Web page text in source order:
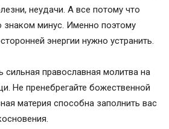
неудачи. А все потому что
знаком минус. Именно поэтому
энергии нужно устранить.
православная молитва на
Не пренебрегайте божественной
материя способна заполнить вас